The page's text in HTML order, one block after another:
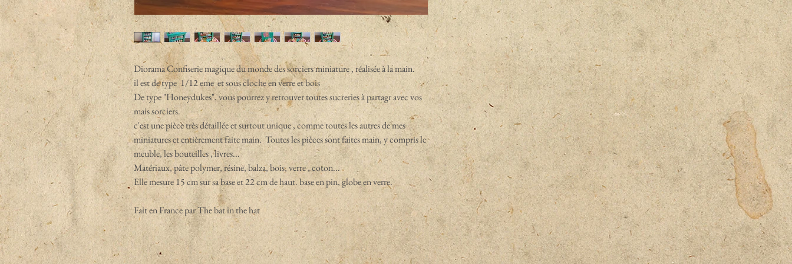
Diorama Confiserie magique du monde des sorciers miniature , réalisée à la main.
il est de type 1/12 eme et sous cloche en verre et bois
De type "Honeydukes", vous pourrez y retrouver toutes sucreries à partagr avec vos
mais sorciers.
c'est une pièce très détaillée et surtout unique , comme toutes les autres de mes
miniatures et entièrement faite main. Toutes les pièces sont faites main, y compris le
meuble, les bouteilles , livres...
Matériaux, pâte polymer, résine, balza, bois, verre , coton...
Elle mesure 15 cm sur sa base et 22 cm de haut. base en pin, globe en verre.
Fait en France par The bat in the hat